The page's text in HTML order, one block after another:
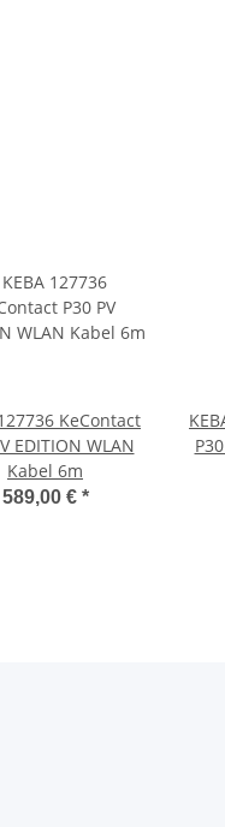
KeContact
EDITION WLAN
Kabel 6m
589,00 € *